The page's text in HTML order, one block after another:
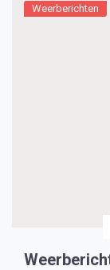
Weerberichten